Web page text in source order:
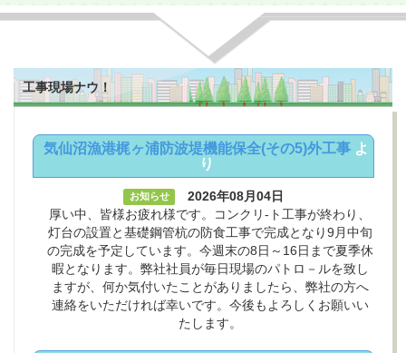
工事現場ナウ！
気仙沼漁港梶ヶ浦防波堤機能保全(その5)外工事 よ
り
お知らせ 2026年08月04日
厚い中、皆様お疲れ様です。コンクリ-ト工事が終わり、
灯台の設置と基礎鋼管杭の防食工事で完成となり9月中旬
の完成を予定しています。今週末の8日～16日まで夏季休
暇となります。弊社社員が毎日現場のパトロ－ルを致し
ますが、何か気付いたことがありましたら、弊社の方へ
連絡をいただければ幸いです。今後もよろしくお願いい
たします。